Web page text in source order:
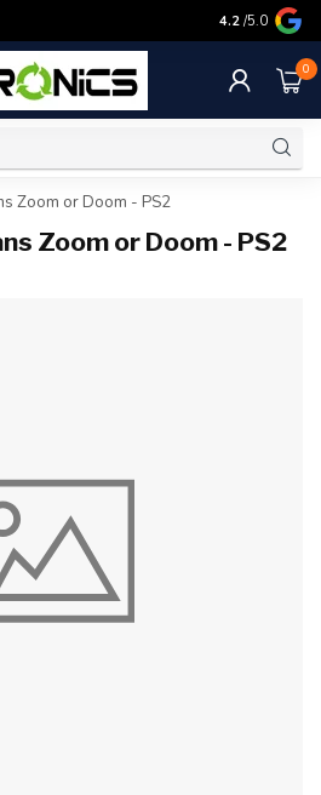
Samsung
4.2 /5.0
0
Zoom or Doom - PS2
Zoom or Doom - PS2